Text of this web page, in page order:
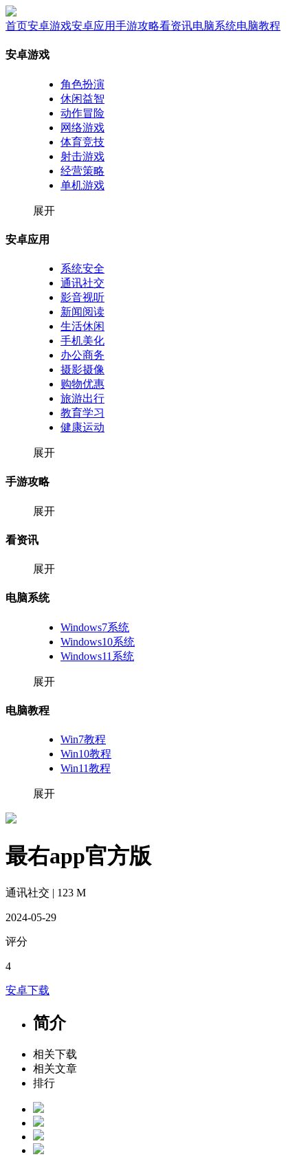
首页安卓游戏安卓应用手游攻略看资讯电脑系统电脑教程
安卓游戏
角色扮演
休闲益智
动作冒险
网络游戏
体育竞技
射击游戏
经营策略
单机游戏
展开
安卓应用
系统安全
通讯社交
影音视听
新闻阅读
生活休闲
手机美化
办公商务
摄影摄像
购物优惠
旅游出行
教育学习
健康运动
展开
手游攻略
展开
看资讯
展开
电脑系统
Windows7系统
Windows10系统
Windows11系统
展开
电脑教程
Win7教程
Win10教程
Win11教程
展开
最右app官方版
通讯社交 | 123 M
2024-05-29
评分
4
安卓下载
简介
相关下载
相关文章
排行